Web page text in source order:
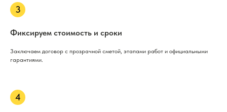
Фиксируем стоимость и сроки
Заключаем договор с прозрачной сметой, этапами работ и официальными
гарантиями.